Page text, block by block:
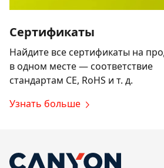
Сертификаты
Найдите все сертификаты на
в одном месте — соответствие
стандартам CE, RoHS и т. д.
Узнать больше